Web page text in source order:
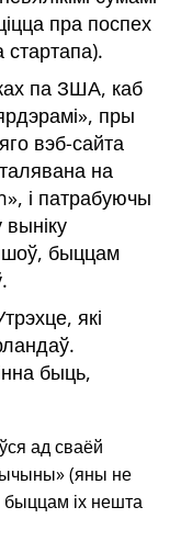
пра поспех
стартапа).
па ЗША, каб
, пры
вэб-сайта
на
, і патрабуючы
выніку
быццам
які
быць,
ад сваёй
(яны не
быццам іх нешта